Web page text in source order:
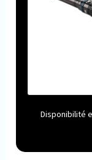
Disponibilité